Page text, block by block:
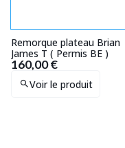
Remorque plateau Brian
James T ( Permis BE )
160,00 €
Voir le produit